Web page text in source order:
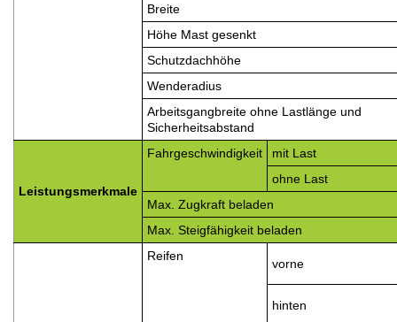
Breite
Höhe Mast gesenkt
Schutzdachhöhe
Wenderadius
Arbeitsgangbreite ohne Lastlänge und
Sicherheitsabstand
Leistungsmerkmale
Fahrgeschwindigkeit
mit Last
ohne Last
Max. Zugkraft beladen
Max. Steigfähigkeit beladen
Reifen
vorne
hinten